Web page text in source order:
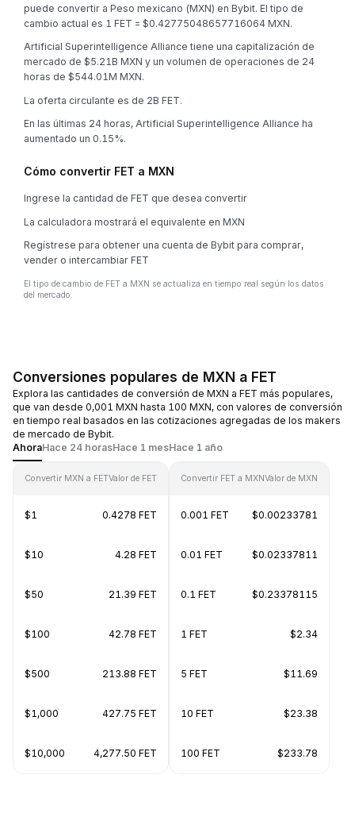
puede convertir a Peso mexicano (MXN) en Bybit. El tipo de
cambio actual es 1 FET = $0.42775048657716064 MXN.
Artificial Superintelligence Alliance tiene una capitalización de
mercado de $5.21B MXN y un volumen de operaciones de 24
horas de $544.01M MXN.
La oferta circulante es de 2B FET.
En las últimas 24 horas, Artificial Superintelligence Alliance ha
aumentado un 0.15%.
Cómo convertir FET a MXN
Ingrese la cantidad de FET que desea convertir
La calculadora mostrará el equivalente en MXN
Regístrese para obtener una cuenta de Bybit para comprar,
vender o intercambiar FET
El tipo de cambio de FET a MXN se actualiza en tiempo real según los datos
del mercado.
Conversiones populares de MXN a FET
Explora las cantidades de conversión de MXN a FET más populares,
que van desde 0,001 MXN hasta 100 MXN, con valores de conversión
en tiempo real basados en las cotizaciones agregadas de los makers
de mercado de Bybit.
AhoraHace 24 horasHace 1 mesHace 1 año
Convertir MXN a FETValor de FET
$1 0.4278 FET
$10 4.28 FET
$50 21.39 FET
$100 42.78 FET
$500 213.88 FET
$1,000 427.75 FET
$10,000 4,277.50 FET
Convertir FET a MXNValor de MXN
0.001 FET $0.00233781
0.01 FET $0.02337811
0.1 FET $0.23378115
1 FET $2.34
5 FET $11.69
10 FET $23.38
100 FET $233.78